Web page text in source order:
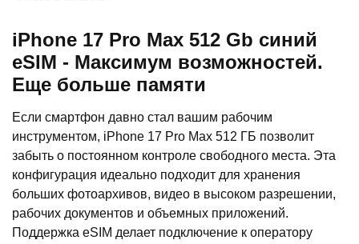
iPhone 17 Pro Max 512 Gb синий
eSIM - Максимум возможностей.
Еще больше памяти
Если смартфон давно стал вашим рабочим
инструментом, iPhone 17 Pro Max 512 ГБ позволит
забыть о постоянном контроле свободного места. Эта
конфигурация идеально подходит для хранения
больших фотоархивов, видео в высоком разрешении,
рабочих документов и объемных приложений.
Поддержка eSIM делает подключение к оператору